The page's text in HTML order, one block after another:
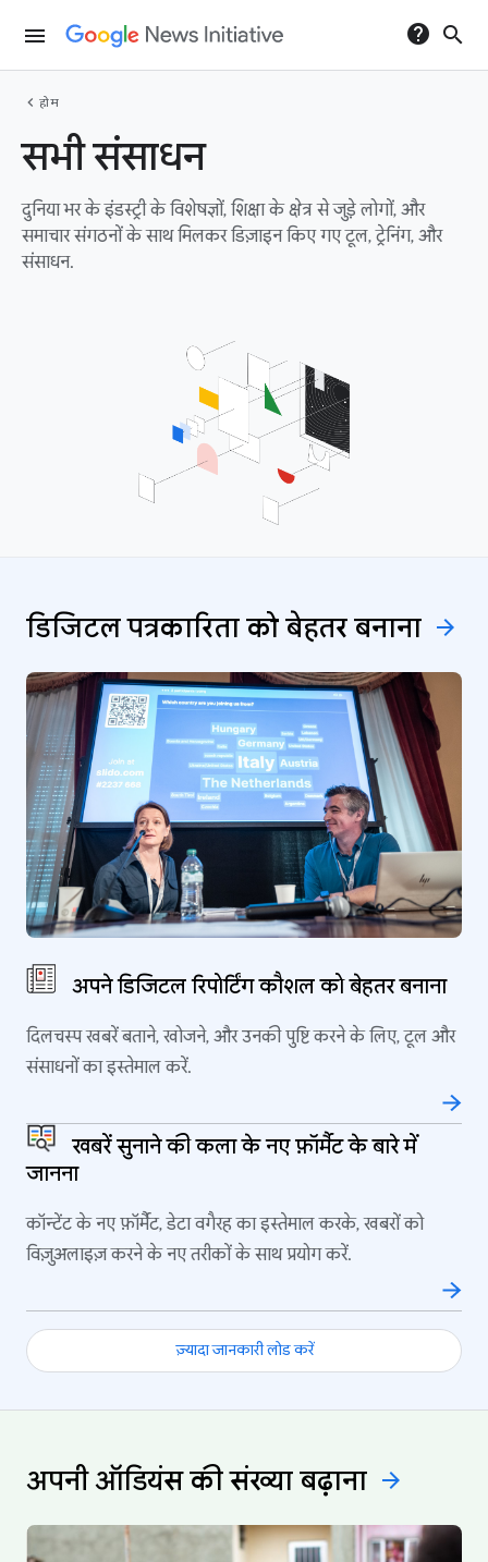
menu help search
chevron_left होम
सभी संसाधन
दुनिया भर के इंडस्ट्री के विशेषज्ञों, शिक्षा के क्षेत्र से जुड़े लोगों, और
समाचार संगठनों के साथ मिलकर डिज़ाइन किए गए टूल, ट्रेनिंग, और
संसाधन.
डिजिटल पत्रकारिता को बेहतरबनाना arrow_forward
अपने डिजिटल रिपोर्टिंग कौशल को बेहतर बनाना
दिलचस्प खबरें बताने, खोजने, और उनकी पुष्टि करने के लिए, टूल और
संसाधनों का इस्तेमाल करें.
खबरें सुनाने की कला के नए फ़ॉर्मैट के बारे में
जानना
कॉन्टेंट के नए फ़ॉर्मैट, डेटा वगैरह का इस्तेमाल करके, खबरों को
विज़ुअलाइज़ करने के नए तरीकों के साथ प्रयोग करें.
ज़्यादा जानकारी लोड करें
अपनी ऑडियंस की संख्याबढ़ाना arrow_forward